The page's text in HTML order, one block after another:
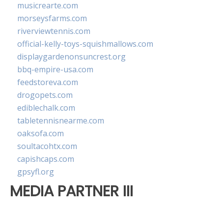
musicrearte.com
morseysfarms.com
riverviewtennis.com
official-kelly-toys-squishmallows.com
displaygardenonsuncrest.org
bbq-empire-usa.com
feedstoreva.com
drogopets.com
ediblechalk.com
tabletennisnearme.com
oaksofa.com
soultacohtx.com
capishcaps.com
gpsyfl.org
MEDIA PARTNER III